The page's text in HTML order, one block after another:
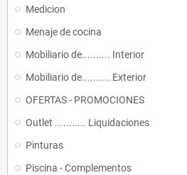
Medicion
Menaje de cocina
Mobiliario de.......... Interior
Mobiliario de.......... Exterior
OFERTAS - PROMOCIONES
Outlet ........... Liquidaciones
Pinturas
Piscina - Complementos